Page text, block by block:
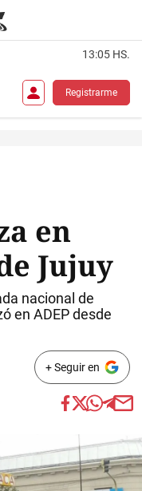
13:05 HS.
Registrarme
en
Jujuy
nacional de
en ADEP desde
+ Seguir en